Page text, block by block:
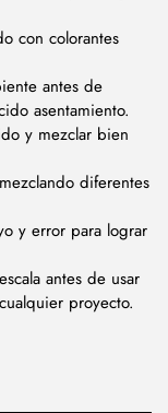
con colorantes
antes de
asentamiento.
y mezclar bien
diferentes
y error para lograr
antes de usar
proyecto.